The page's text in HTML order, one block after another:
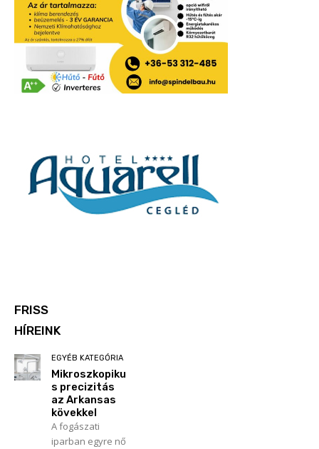
FRISS
HÍREINK
EGYÉB KATEGÓRIA
Mikroszkopiku
s precizitás
az Arkansas
kövekkel
A fogászati
iparban egyre nő